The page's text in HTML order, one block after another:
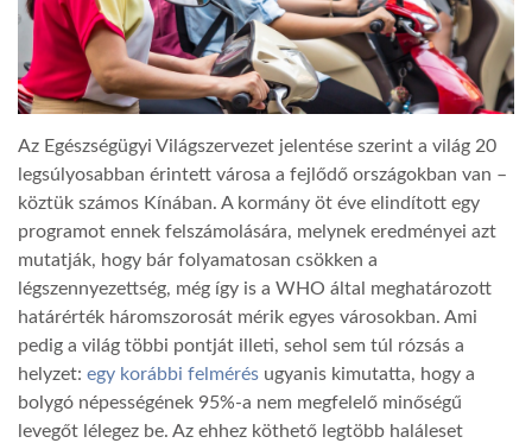
Az Egészségügyi Világszervezet jelentése szerint a világ 20
legsúlyosabban érintett városa a fejlődő országokban van –
köztük számos Kínában. A kormány öt éve elindított egy
programot ennek felszámolására, melynek eredményei azt
mutatják, hogy bár folyamatosan csökken a
légszennyezettség, még így is a WHO által meghatározott
határérték háromszorosát mérik egyes városokban. Ami
pedig a világ többi pontját illeti, sehol sem túl rózsás a
helyzet: egy korábbi felmérés ugyanis kimutatta, hogy a
bolygó népességének 95%-a nem megfelelő minőségű
levegőt lélegez be. Az ehhez köthető legtöbb haláleset